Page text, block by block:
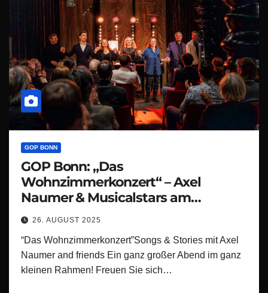
GOP BONN
GOP Bonn: „Das
Wohnzimmerkonzert“ – Axel
Naumer & Musicalstars am
01.09.2025 in der Piano Bar
26. AUGUST 2025
“Das Wohnzimmerkonzert”Songs & Stories mit Axel
Naumer and friends Ein ganz großer Abend im ganz
kleinen Rahmen! Freuen Sie sich…